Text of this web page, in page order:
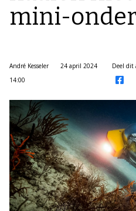
mini-
André Kesseler
24 april 2024
14:00
Deel dit